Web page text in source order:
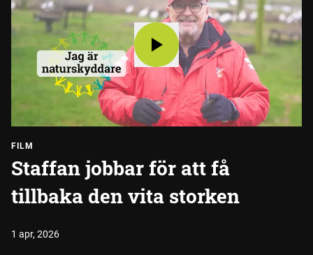
FILM
Staffan jobbar för att få
tillbaka den vita storken
1 apr, 2026